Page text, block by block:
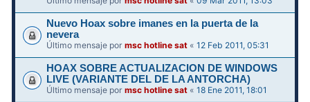
Nuevo Hoax sobre imanes en la puerta de la
nevera
Último mensaje pormsc hotline sat «12 Feb 2011, 05:31
HOAX SOBRE ACTUALIZACION DE WINDOWS
LIVE (VARIANTE DEL DE LA ANTORCHA)
Último mensaje pormsc hotline sat «18 Ene 2011, 18:01